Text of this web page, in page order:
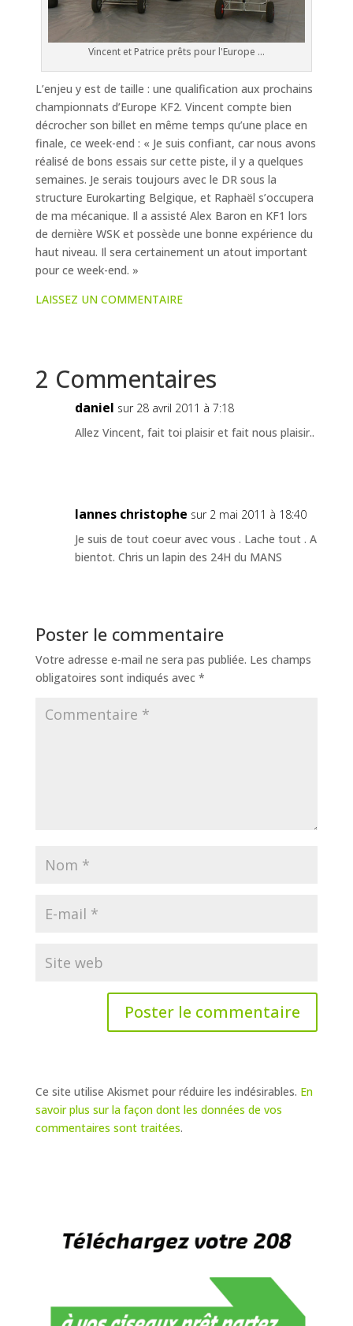
Vincent et Patrice prêts pour l'Europe ...
L’enjeu y est de taille : une qualification aux prochains
championnats d’Europe KF2. Vincent compte bien
décrocher son billet en même temps qu’une place en
finale, ce week-end : « Je suis confiant, car nous avons
réalisé de bons essais sur cette piste, il y a quelques
semaines. Je serais toujours avec le DR sous la
structure Eurokarting Belgique, et Raphaël s’occupera
de ma mécanique. Il a assisté Alex Baron en KF1 lors
de dernière WSK et possède une bonne expérience du
haut niveau. Il sera certainement un atout important
pour ce week-end. »
LAISSEZ UN COMMENTAIRE
2 Commentaires
daniel sur 28 avril 2011 à 7:18
Allez Vincent, fait toi plaisir et fait nous plaisir..
lannes christophe sur 2 mai 2011 à 18:40
Je suis de tout coeur avec vous . Lache tout . A
bientot. Chris un lapin des 24H du MANS
Poster le commentaire
Votre adresse e-mail ne sera pas publiée. Les champs
obligatoires sont indiqués avec *
Ce site utilise Akismet pour réduire les indésirables. En
savoir plus sur la façon dont les données de vos
commentaires sont traitées.